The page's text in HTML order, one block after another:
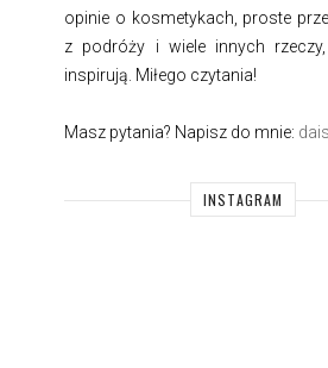
opinie o kosmetykach, proste
z podróży i wiele innych
inspirują. Miłego czytania!
Masz pytania? Napisz do mnie:
INSTAGRAM